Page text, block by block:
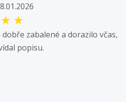
★ ★
zabalené a dorazilo včas,
popisu.